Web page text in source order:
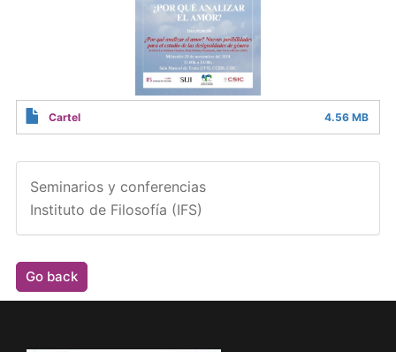
Cartel 4.56 MB
Seminarios y conferencias
Instituto de Filosofía (IFS)
Go back